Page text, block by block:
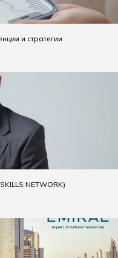
и стратегии
NETWORK)